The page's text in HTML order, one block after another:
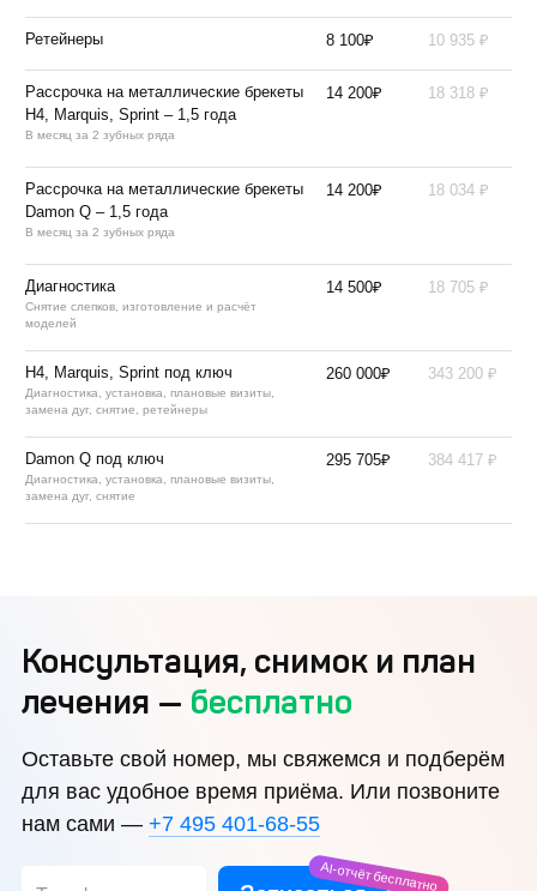
Ретейнеры 8 100₽ 10 935 ₽
Рассрочка на металлические брекеты
H4, Marquis, Sprint – 1,5 года
В месяц за 2 зубных ряда
14 200₽ 18 318 ₽
Рассрочка на металлические брекеты
Damon Q – 1,5 года
В месяц за 2 зубных ряда
14 200₽ 18 034 ₽
Диагностика
Снятие слепков, изготовление и расчёт
моделей
14 500₽ 18 705 ₽
H4, Marquis, Sprint под ключ
Диагностика, установка, плановые визиты,
замена дуг, снятие, ретейнеры
260 000₽ 343 200 ₽
Damon Q под ключ
Диагностика, установка, плановые визиты,
замена дуг, снятие
295 705₽ 384 417 ₽
Консультация, снимок и план
лечения — бесплатно
Оставьте свой номер, мы свяжемся и подберём
для вас удобное время приёма. Или позвоните
нам сами — +7 495 401-68-55
AI-отчёт бесплатно